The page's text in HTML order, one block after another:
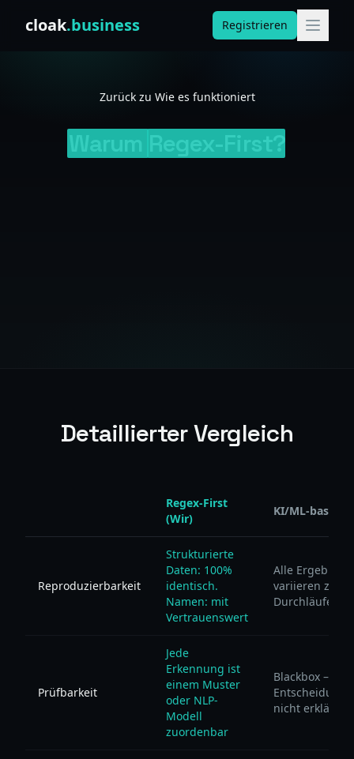
cloak.business Registrieren
Zurück zu Wie es funktioniert
Detaillierter Vergleich
Regex-First
(Wir)
KI/ML-basiert
Reproduzierbarkeit
Strukturierte
Daten: 100%
identisch.
Namen: mit
Vertrauenswert
Alle
variieren
Durchläufen
Prüfbarkeit
Jede
Erkennung ist
einem Muster
oder NLP-
Modell
zuordenbar
Blackbox –
nicht erklärbar